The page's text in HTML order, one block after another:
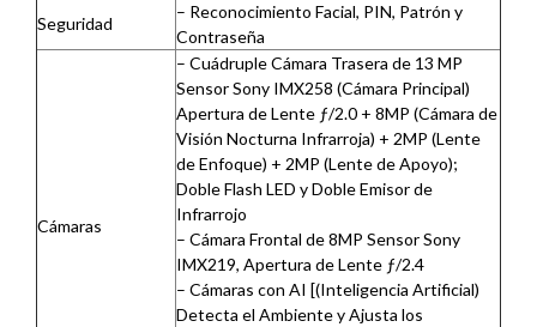
Seguridad
– Reconocimiento Facial, PIN, Patrón y
Contraseña
Cámaras
– Cuádruple Cámara Trasera de 13 MP
Sensor Sony IMX258 (Cámara Principal)
Apertura de Lente ƒ/2.0 + 8MP (Cámara de
Visión Nocturna Infrarroja) + 2MP (Lente
de Enfoque) + 2MP (Lente de Apoyo);
Doble Flash LED y Doble Emisor de
Infrarrojo
– Cámara Frontal de 8MP Sensor Sony
IMX219, Apertura de Lente ƒ/2.4
– Cámaras con AI [(Inteligencia Artificial)
Detecta el Ambiente y Ajusta los